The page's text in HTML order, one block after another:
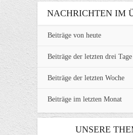
NACHRICHTEN IM
Beiträge von heute
Beiträge der letzten drei Tage
Beiträge der letzten Woche
Beiträge im letzten Monat
UNSERE